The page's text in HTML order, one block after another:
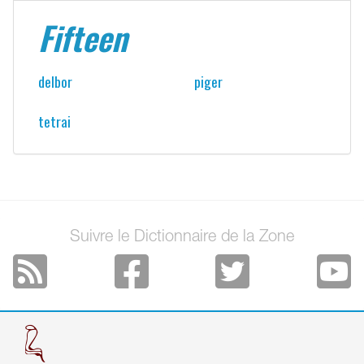
Fifteen
delbor
piger
tetrai
Suivre le Dictionnaire de la Zone